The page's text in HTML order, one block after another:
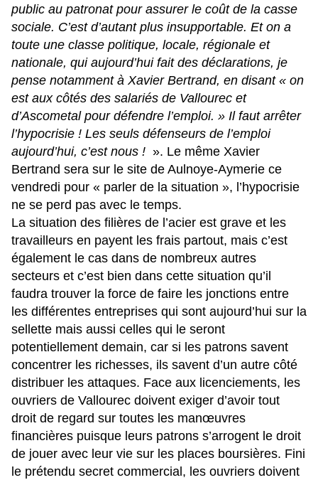
public au patronat pour assurer le coût de la casse
sociale. C’est d’autant plus insupportable. Et on a
toute une classe politique, locale, régionale et
nationale, qui aujourd’hui fait des déclarations, je
pense notamment à Xavier Bertrand, en disant « on
est aux côtés des salariés de Vallourec et
d’Ascometal pour défendre l’emploi. » Il faut arrêter
l’hypocrisie ! Les seuls défenseurs de l’emploi
aujourd’hui, c’est nous ! ». Le même Xavier
Bertrand sera sur le site de Aulnoye-Aymerie ce
vendredi pour « parler de la situation », l’hypocrisie
ne se perd pas avec le temps.
La situation des filières de l’acier est grave et les
travailleurs en payent les frais partout, mais c’est
également le cas dans de nombreux autres
secteurs et c’est bien dans cette situation qu’il
faudra trouver la force de faire les jonctions entre
les différentes entreprises qui sont aujourd’hui sur la
sellette mais aussi celles qui le seront
potentiellement demain, car si les patrons savent
concentrer les richesses, ils savent d’un autre côté
distribuer les attaques. Face aux licenciements, les
ouvriers de Vallourec doivent exiger d’avoir tout
droit de regard sur toutes les manœuvres
financières puisque leurs patrons s’arrogent le droit
de jouer avec leur vie sur les places boursières. Fini
le prétendu secret commercial, les ouvriers doivent